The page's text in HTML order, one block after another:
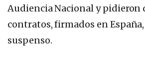
Audiencia Nacional y pidieron
contratos, firmados en
suspenso.